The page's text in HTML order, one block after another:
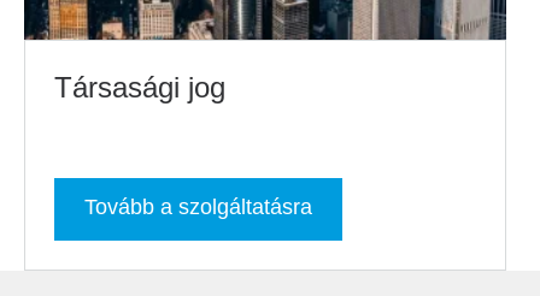
Társasági jog
Tovább a szolgáltatásra